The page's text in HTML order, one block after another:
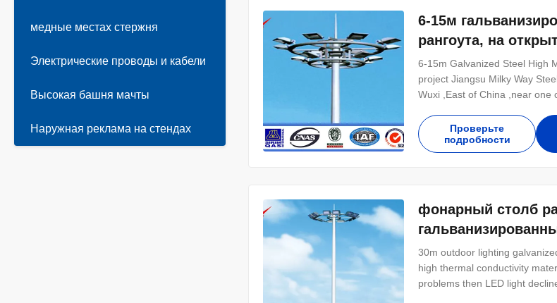
медные местах стержня
Электрические проводы и кабели
Высокая башня мачты
Наружная реклама на стендах
6-15м
рангоута, на
Дамман
6-15m Galvanized Steel High
project Jiangsu Milky Way
Wuxi ,East of China ,near one
We have plenty of export
Проверьте
подробности
фонарный столб
30m outdoor lighting
high thermal conductivity
problems then LED light